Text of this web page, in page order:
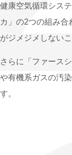
健康空気循環シス
カ」の2つの組み
がジメジメしない
さらに「ファース
や有機系ガスの汚
す。